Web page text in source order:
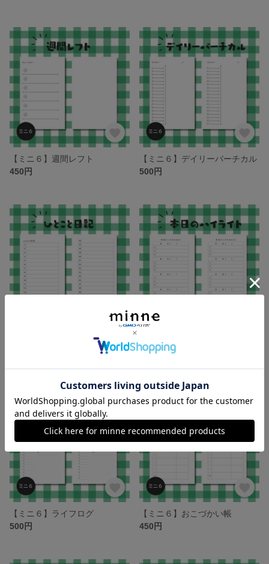
【ミニ６】週間レフト
450円
【ミニ６】デイリーバーチカル
500円
【ミニ６】ひとこと日記
500円
【ミニ６】ライフログ
500円
【ミニ６】おこづかい帳
450円